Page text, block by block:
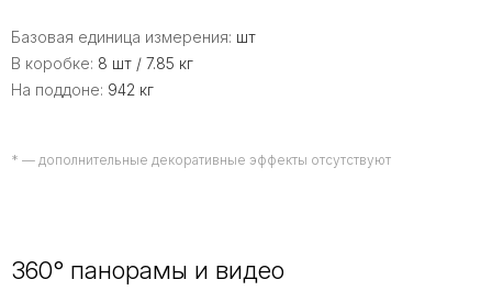
Базовая единица измерения: шт
В коробке: 8 шт / 7.85 кг
На поддоне: 942 кг
* — дополнительные декоративные эффекты отсутствуют
360° панорамы и видео